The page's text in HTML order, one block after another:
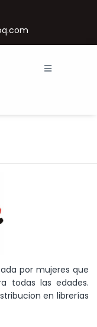
por mujeres que
todas las edades.
en librerías